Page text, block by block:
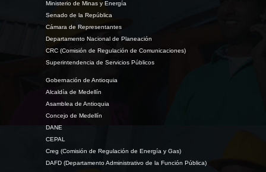
Ministerio de Minas y Energía
Senado de la República
Cámara de Representantes
Departamento Nacional de Planeación
CRC (Comisión de Regulación de Comunicaciones)
Superintendencia de Servicios Públicos
Gobernación de Antioquia
Alcaldía de Medellín
Asamblea de Antioquia
Concejo de Medellín
DANE
CEPAL
Creg (Comisión de Regulación de Energía y Gas)
DAFD (Departamento Administrativo de la Función Pública)